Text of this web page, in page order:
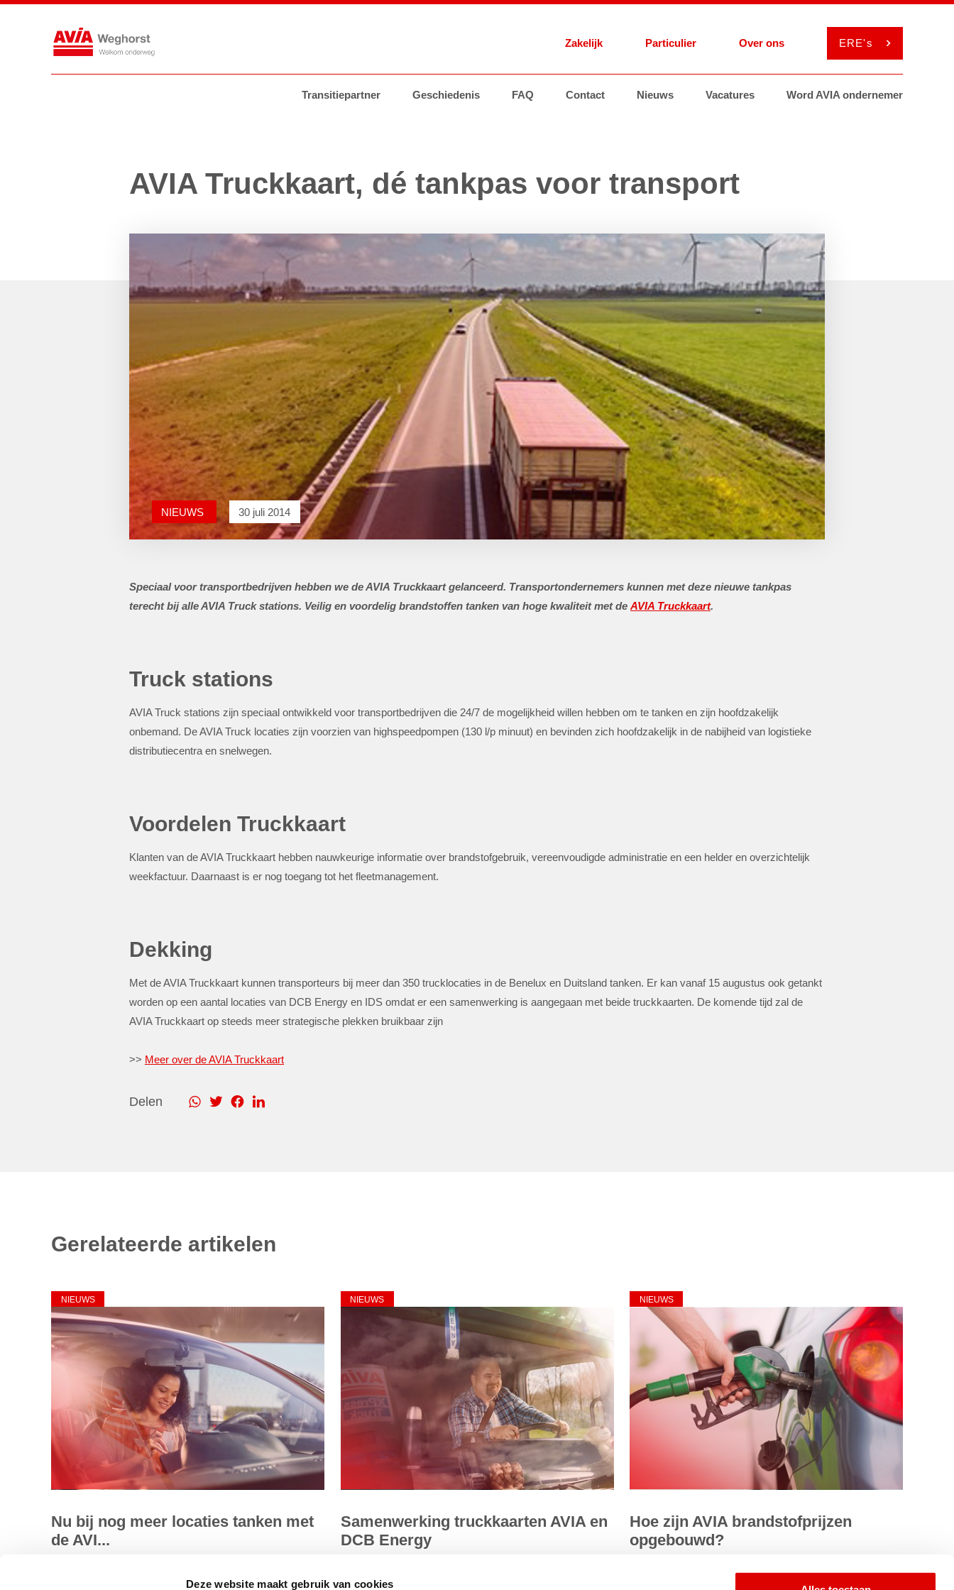
Deze website maakt gebruik van cookies
Zakelijk
AVIA Energie Brandstoffen AVIA Card Groothandel Services Smeermiddelen MyAVIA
Particulier
Tankstations Brandstoffen Services Smeermiddelen ViaAVIA
Over ons
Transitiepartner Geschiedenis FAQ Contact Nieuws Vacatures Word AVIA ondernemer
ERE's
AVIA Truckkaart, dé tankpas voor transport
NIEUWS 30 juli 2014
Speciaal voor transportbedrijven hebben we de AVIA Truckkaart gelanceerd. Transportondernemers kunnen met deze nieuwe tankpas
terecht bij alle AVIA Truck stations. Veilig en voordelig brandstoffen tanken van hoge kwaliteit met de AVIA Truckkaart.
Truck stations
AVIA Truck stations zijn speciaal ontwikkeld voor transportbedrijven die 24/7 de mogelijkheid willen hebben om te tanken en zijn hoofdzakelijk
onbemand. De AVIA Truck locaties zijn voorzien van highspeedpompen (130 l/p minuut) en bevinden zich hoofdzakelijk in de nabijheid van logistieke
distributiecentra en snelwegen.
Voordelen Truckkaart
Klanten van de AVIA Truckkaart hebben nauwkeurige informatie over brandstofgebruik, vereenvoudigde administratie en een helder en overzichtelijk
weekfactuur. Daarnaast is er nog toegang tot het fleetmanagement.
Dekking
Met de AVIA Truckkaart kunnen transporteurs bij meer dan 350 trucklocaties in de Benelux en Duitsland tanken. Er kan vanaf 15 augustus ook getankt
worden op een aantal locaties van DCB Energy en IDS omdat er een samenwerking is aangegaan met beide truckkaarten. De komende tijd zal de
AVIA Truckkaart op steeds meer strategische plekken bruikbaar zijn
>> Meer over de AVIA Truckkaart
Delen
Gerelateerde artikelen
NIEUWS
Nu bij nog meer locaties tanken met
de AVI...
NIEUWS
Samenwerking truckkaarten AVIA en
DCB Energy
NIEUWS
Hoe zijn AVIA brandstofprijzen
opgebouwd?
De Nederlandse brandstofmarkt is zeer competitief en